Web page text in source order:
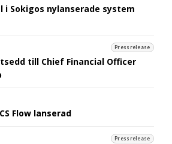
i Sokigos nylanserade system
Pressrelease
till Chief Financial Officer
Flow lanserad
Pressrelease